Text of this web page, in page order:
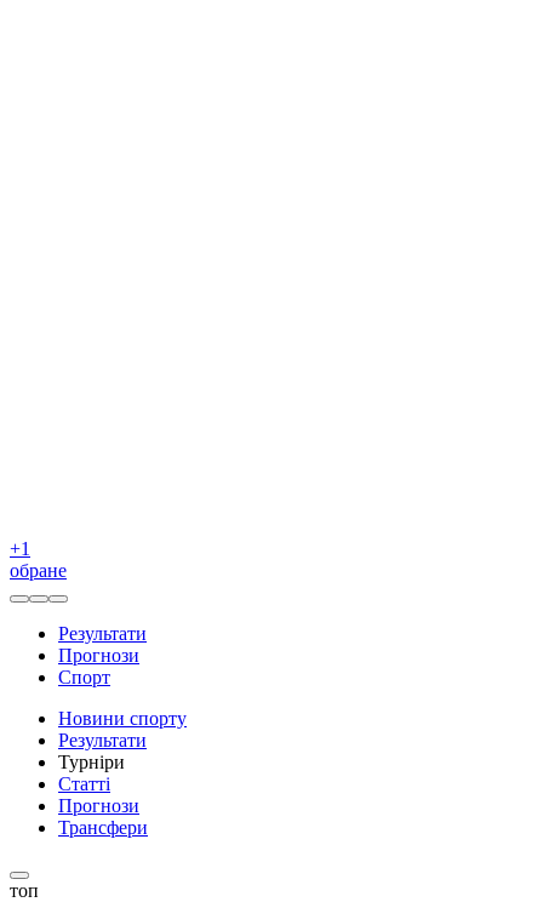
+1
обране
Результати
Прогнози
Спорт
Новини спорту
Результати
Турніри
Статті
Прогнози
Трансфери
топ